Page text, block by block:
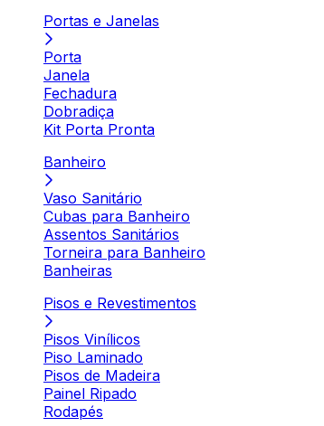
Portas e Janelas
Porta
Janela
Fechadura
Dobradiça
Kit Porta Pronta
Banheiro
Vaso Sanitário
Cubas para Banheiro
Assentos Sanitários
Torneira para Banheiro
Banheiras
Pisos e Revestimentos
Pisos Vinílicos
Piso Laminado
Pisos de Madeira
Painel Ripado
Rodapés